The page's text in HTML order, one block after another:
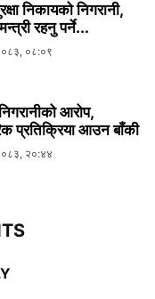
निकायको निगरानी,
रहनु पर्ने...
०८:०९
निगरानीको आरोप,
प्रतिक्रिया आउन बाँकी
२०:४४